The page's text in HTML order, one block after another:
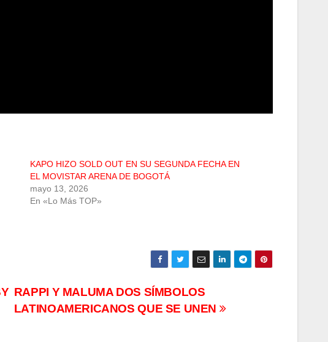
KAPO HIZO SOLD OUT EN SU SEGUNDA FECHA EN
EL MOVISTAR ARENA DE BOGOTÁ
mayo 13, 2026
En «Lo Más TOP»
RAPPI Y MALUMA DOS SÍMBOLOS
LATINOAMERICANOS QUE SE UNEN